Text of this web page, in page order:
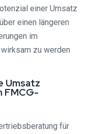
einer Umsatz
einen längeren
im
zu werden
Umsatz
FMCG-
für